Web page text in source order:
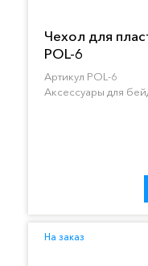
Чехол для
POL-6
Артикул POL-6
Аксессуары для
На заказ